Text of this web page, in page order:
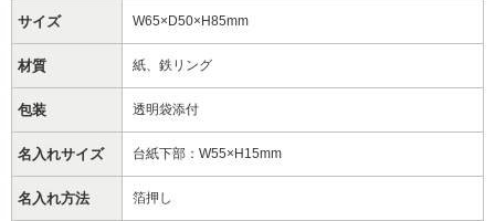
サイズ W65×D50×H85mm
材質 紙、鉄リング
包装 透明袋添付
名入れサイズ 台紙下部：W55×H15mm
名入れ方法 箔押し